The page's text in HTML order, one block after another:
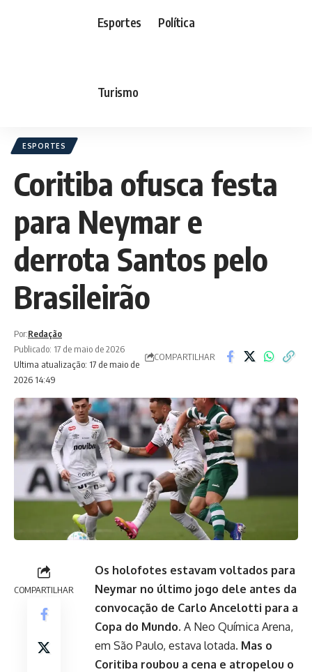
Esportes Política
Turismo
ESPORTES
Coritiba ofusca festa
para Neymar e
derrota Santos pelo
Brasileirão
Ultima atualização: 17 de maio de
2026 14:49
Por:Redação
Publicado: 17 de maio de 2026
COMPARTILHAR
COMPARTILHAR
Os holofotes estavam voltados para
Neymar no último jogo dele antes da
convocação de Carlo Ancelotti para a
Copa do Mundo. A Neo Química Arena,
em São Paulo, estava lotada. Mas o
Coritiba roubou a cena e atropelou o